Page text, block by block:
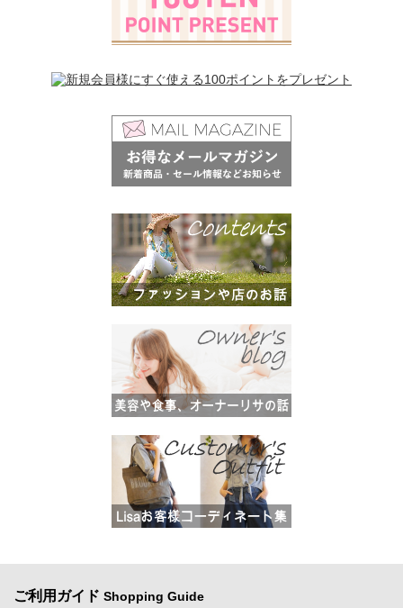
ご利用ガイド Shopping Guide